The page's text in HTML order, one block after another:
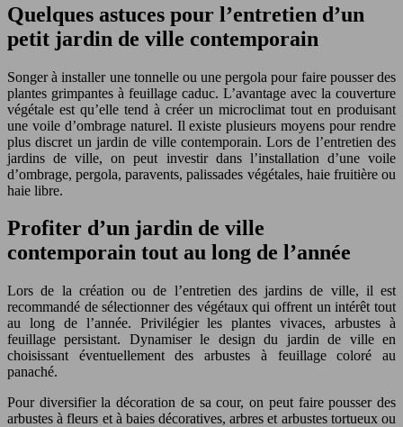
Quelques astuces pour l’entretien d’un
petit jardin de ville contemporain
Songer à installer une tonnelle ou une pergola pour faire pousser des
plantes grimpantes à feuillage caduc. L’avantage avec la couverture
végétale est qu’elle tend à créer un microclimat tout en produisant
une voile d’ombrage naturel. Il existe plusieurs moyens pour rendre
plus discret un jardin de ville contemporain. Lors de l’entretien des
jardins de ville, on peut investir dans l’installation d’une voile
d’ombrage, pergola, paravents, palissades végétales, haie fruitière ou
haie libre.
Profiter d’un jardin de ville
contemporain tout au long de l’année
Lors de la création ou de l’entretien des jardins de ville, il est
recommandé de sélectionner des végétaux qui offrent un intérêt tout
au long de l’année. Privilégier les plantes vivaces, arbustes à
feuillage persistant. Dynamiser le design du jardin de ville en
choisissant éventuellement des arbustes à feuillage coloré au
panaché.
Pour diversifier la décoration de sa cour, on peut faire pousser des
arbustes à fleurs et à baies décoratives, arbres et arbustes tortueux ou